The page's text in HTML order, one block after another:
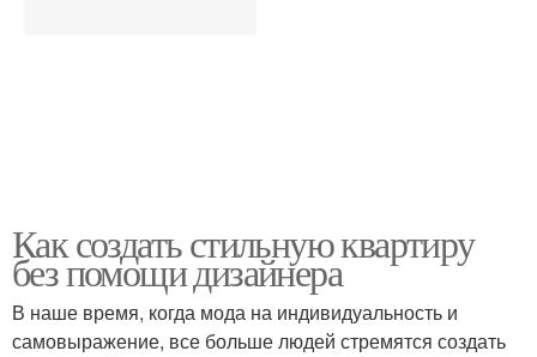
Как создать стильную квартиру
без помощи дизайнера
В наше время, когда мода на индивидуальность и
самовыражение, все больше людей стремятся создать